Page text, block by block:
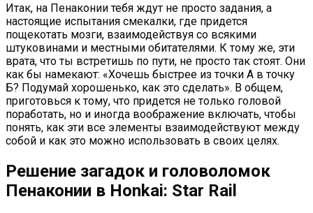
Итак, на Пенаконии тебя ждут не просто задания, а
настоящие испытания смекалки, где придется
пощекотать мозги, взаимодействуя со всякими
штуковинами и местными обитателями. К тому же, эти
врата, что ты встретишь по пути, не просто так стоят. Они
как бы намекают: «Хочешь быстрее из точки А в точку
Б? Подумай хорошенько, как это сделать». В общем,
приготовься к тому, что придется не только головой
поработать, но и иногда воображение включать, чтобы
понять, как эти все элементы взаимодействуют между
собой и как это можно использовать в своих целях.
Решение загадок и головоломок
Пенаконии в Honkai: Star Rail